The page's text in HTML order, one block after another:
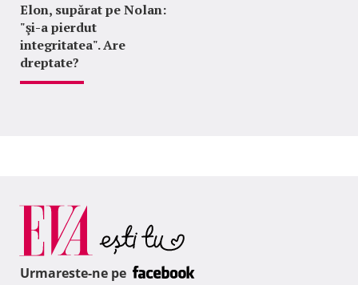
Elon, supărat pe Nolan:
"şi-a pierdut
integritatea". Are
dreptate?
Urmareste-ne pe